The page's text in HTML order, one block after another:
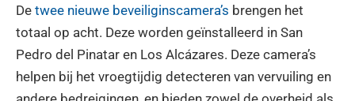
De twee nieuwe beveiliginscamera’s brengen het
totaal op acht. Deze worden geïnstalleerd in San
Pedro del Pinatar en Los Alcázares. Deze camera’s
helpen bij het vroegtijdig detecteren van vervuiling en